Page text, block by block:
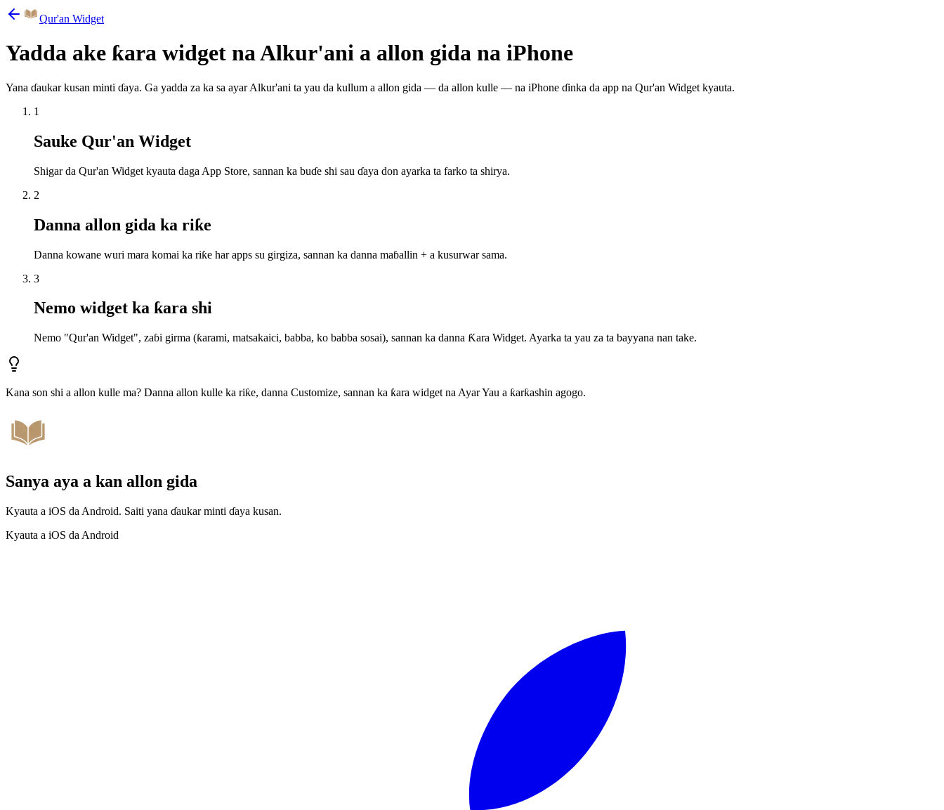
Qur'an Widget
Yadda ake ƙara widget na Alkur'ani a allon gida na iPhone
Yana ɗaukar kusan minti ɗaya. Ga yadda za ka sa ayar Alkur'ani ta yau da kullum a allon gida — da allon kulle — na iPhone ɗinka da app na Qur'an Widget kyauta.
1
Sauke Qur'an Widget
Shigar da Qur'an Widget kyauta daga App Store, sannan ka buɗe shi sau ɗaya don ayarka ta farko ta shirya.
2
Danna allon gida ka riƙe
Danna kowane wuri mara komai ka riƙe har apps su girgiza, sannan ka danna maɓallin + a kusurwar sama.
3
Nemo widget ka ƙara shi
Nemo "Qur'an Widget", zaɓi girma (ƙarami, matsakaici, babba, ko babba sosai), sannan ka danna Ƙara Widget. Ayarka ta yau za ta bayyana nan take.
Kana son shi a allon kulle ma? Danna allon kulle ka riƙe, danna Customize, sannan ka ƙara widget na Ayar Yau a ƙarƙashin agogo.
Sanya aya a kan allon gida
Kyauta a iOS da Android. Saiti yana ɗaukar minti ɗaya kusan.
Kyauta a iOS da Android